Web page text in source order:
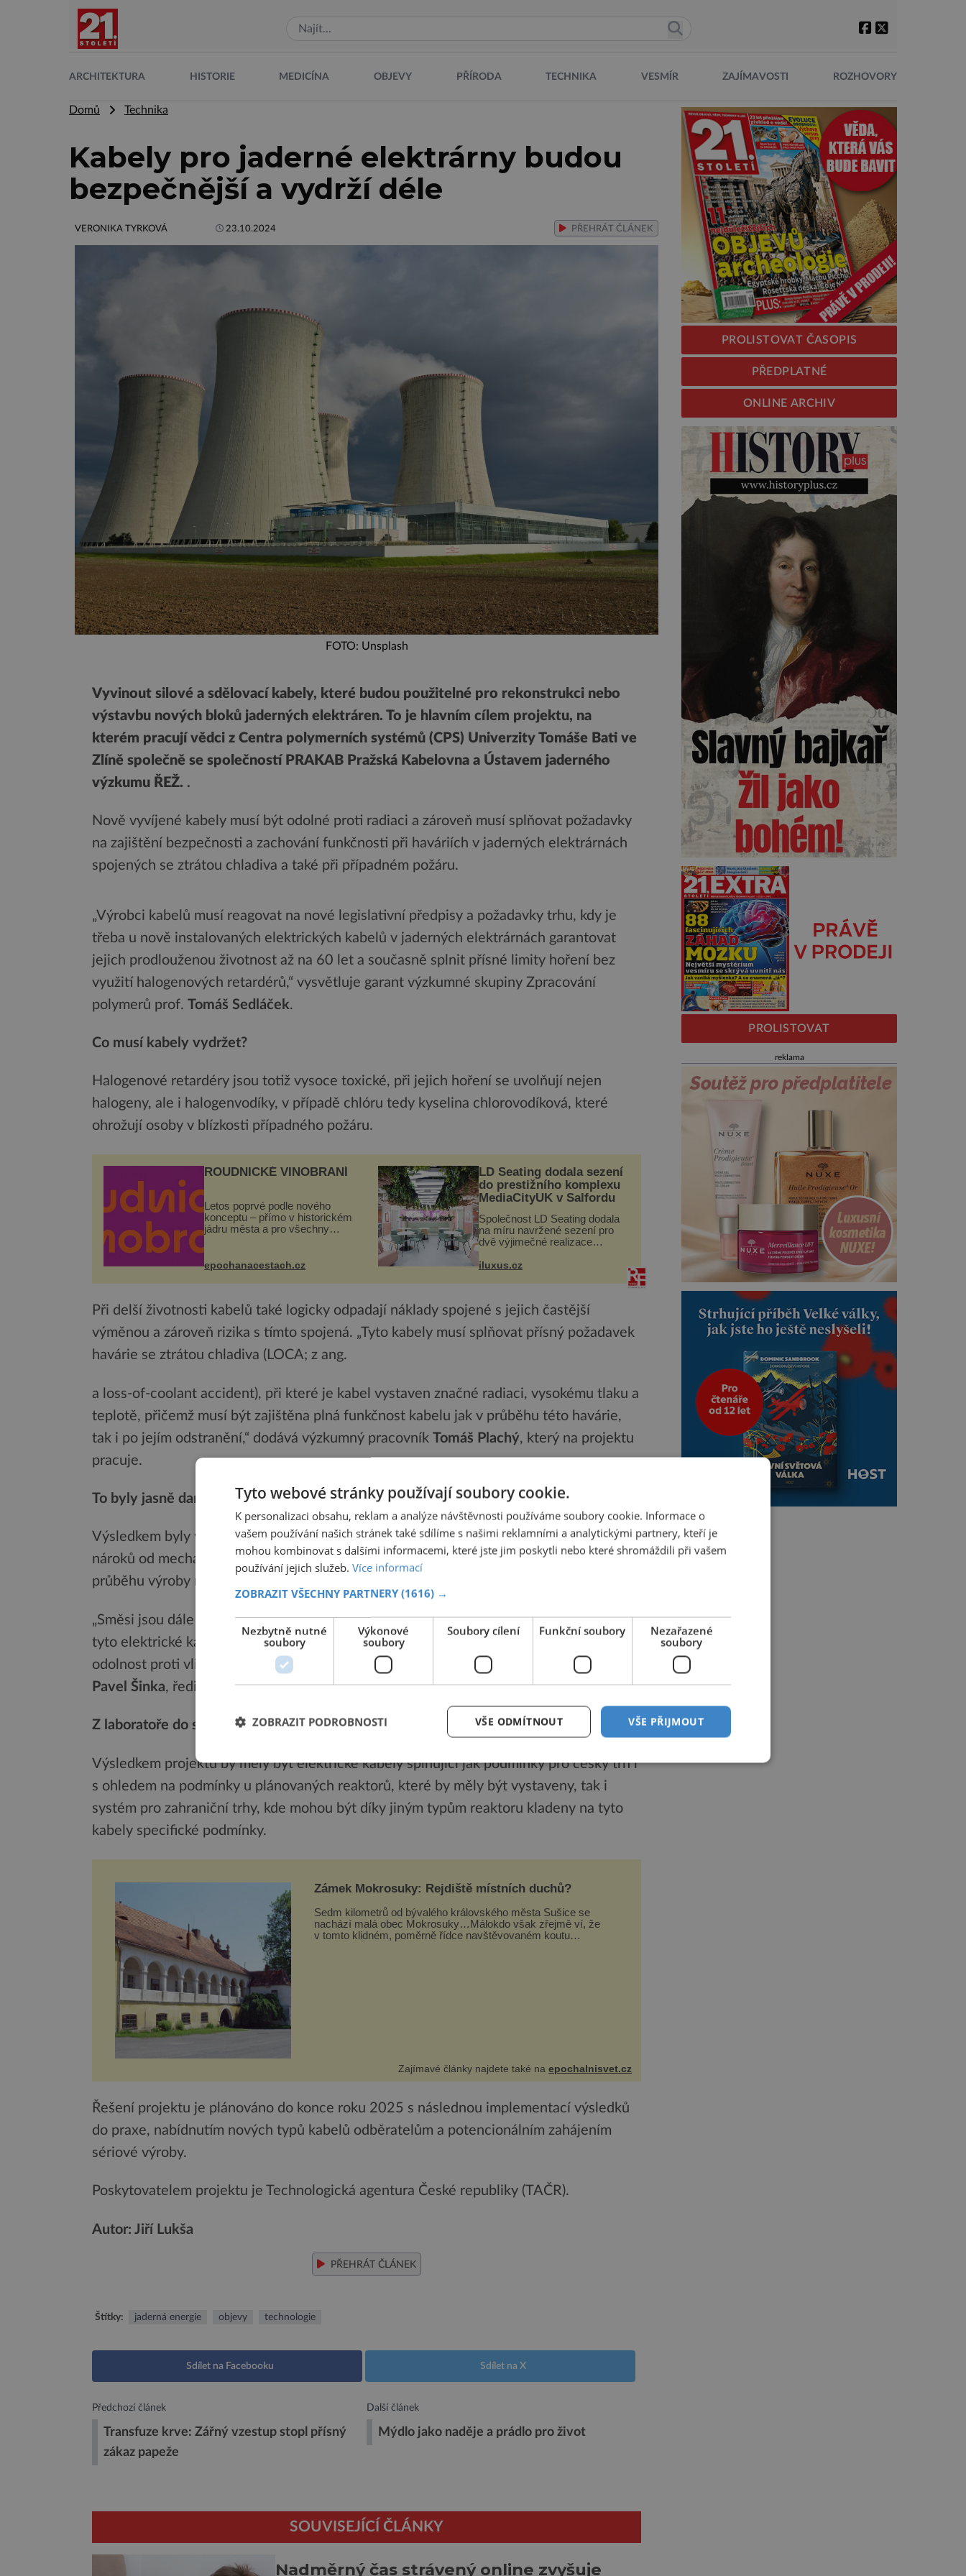
ARCHITEKTURA HISTORIE MEDICÍNA OBJEVY PŘÍRODA TECHNIKA VESMÍR ZAJÍMAVOSTI ROZHOVORY
Domů Technika
Kabely pro jaderné elektrárny budou
bezpečnější a vydrží déle
VERONIKA TYRKOVÁ 23.10.2024 PŘEHRÁT ČLÁNEK
FOTO: Unsplash
Vyvinout silové a sdělovací kabely, které budou použitelné pro rekonstrukci nebo
výstavbu nových bloků jaderných elektráren. To je hlavním cílem projektu, na
kterém pracují vědci z Centra polymerních systémů (CPS) Univerzity Tomáše Bati ve
Zlíně společně se společností PRAKAB Pražská Kabelovna a Ústavem jaderného
výzkumu ŘEŽ. .
Nově vyvíjené kabely musí být odolné proti radiaci a zároveň musí splňovat požadavky
na zajištění bezpečnosti a zachování funkčnosti při haváriích v jaderných elektrárnách
spojených se ztrátou chladiva a také při případném požáru.
„Výrobci kabelů musí reagovat na nové legislativní předpisy a požadavky trhu, kdy je
třeba u nově instalovaných elektrických kabelů v jaderných elektrárnách garantovat
jejich prodlouženou životnost až na 60 let a současně splnit přísné limity hoření bez
využití halogenových retardérů,“ vysvětluje garant výzkumné skupiny Zpracování
polymerů prof. Tomáš Sedláček.
Co musí kabely vydržet?
Halogenové retardéry jsou totiž vysoce toxické, při jejich hoření se uvolňují nejen
halogeny, ale i halogenvodíky, v případě chlóru tedy kyselina chlorovodíková, které
ohrožují osoby v blízkosti případného požáru.
ROUDNICKÉ VINOBRANÍ
Letos poprvé podle nového
konceptu – přímo v historickém
jádru města a pro všechny
Husově náměstí. Návštěvníci
se mohou těšit na víno, burčák,
pes...
epochanacestach.cz
LD Seating dodala sezení
do prestižního komplexu
MediaCityUK v Salfordu
Společnost LD Seating dodala
na míru navržené sezení pro
dvě výjimečné realizace
v anglickém Salfordu –
a Orange Tower. Komplex
iluxus.cz
Při delší životnosti kabelů také logicky odpadají náklady spojené s jejich častější
výměnou a zároveň rizika s tímto spojená. „Tyto kabely musí splňovat přísný požadavek
havárie se ztrátou chladiva (LOCA; z ang.
a loss-of-coolant accident), při které je kabel vystaven značné radiaci, vysokému tlaku a
teplotě, přičemž musí být zajištěna plná funkčnost kabelu jak v průběhu této havárie,
tak i po jejím odstranění,“ dodává výzkumný pracovník Tomáš Plachý, který na projektu
pracuje.
To byly jasně dané požadavky.
Výsledkem byly vytipovány vhodné směsi, u kterých dochází ke splnění základních
nároků od mechanických vlastností, přes podmínky síťování extrudovaných vzorků v
průběhu výroby na technologických linkách až po chování materiálů po jejich stárnutí.
„Směsi jsou dále optimalizovány s cílem splnit všechny požadované nároky kladené na
tyto elektrické kabely jako například dielektrická pevnost, mechanické vlastnosti,
odolnost proti vlivům prostředí, reakce na oheň, funkčnost při požáru a další,“ doplňuje
Pavel Šinka, ředitel technického vývoje společnosti PRAKAB.
Z laboratoře do světa
Výsledkem projektu by měly být elektrické kabely splňující jak podmínky pro český trh i
s ohledem na podmínky u plánovaných reaktorů, které by měly být vystaveny, tak i
systém pro zahraniční trhy, kde mohou být díky jiným typům reaktoru kladeny na tyto
kabely specifické podmínky.
Zámek Mokrosuky: Rejdiště místních duchů?
Sedm kilometrů od bývalého královského města Sušice se
nachází malá obec Mokrosuky…Málokdo však zřejmě ví, že
v tomto klidném, poměrně řídce navštěvovaném koutu
Zajímavé články najdete také naepochalnisvet.cz
Řešení projektu je plánováno do konce roku 2025 s následnou implementací výsledků
do praxe, nabídnutím nových typů kabelů odběratelům a potencionálním zahájením
sériové výroby.
Poskytovatelem projektu je Technologická agentura České republiky (TAČR).
Autor: Jiří Lukša
PŘEHRÁT ČLÁNEK
Štítky: jaderná energie objevy technologie
Sdílet na Facebooku Sdílet na X
Předchozí článek
Transfuze krve: Zářný vzestup stopl přísný
zákaz papeže
Další článek
Mýdlo jako naděje a prádlo pro život
SOUVISEJÍCÍ ČLÁNKY
Nadměrný čas strávený online zvyšuje
PROLISTOVAT ČASOPIS
PŘEDPLATNÉ
ONLINE ARCHIV
PROLISTOVAT
reklama
Tyto webové stránky používají soubory cookie.
K personalizaci obsahu, reklam a analýze návštěvnosti používáme soubory cookie. Informace o
vašem používání našich stránek také sdílíme s našimi reklamními a analytickými partnery, kteří je
mohou kombinovat s dalšími informacemi, které jste jim poskytli nebo které shromáždili při vašem
používání jejich služeb. Více informací
ZOBRAZIT VŠECHNY PARTNERY (1616) →
Nezbytně nutné
soubory
Výkonové
soubory
Soubory cílení Funkční soubory
Nezařazené
soubory
VŠE PŘIJMOUT
VŠE ODMÍTNOUT
ZOBRAZIT PODROBNOSTI